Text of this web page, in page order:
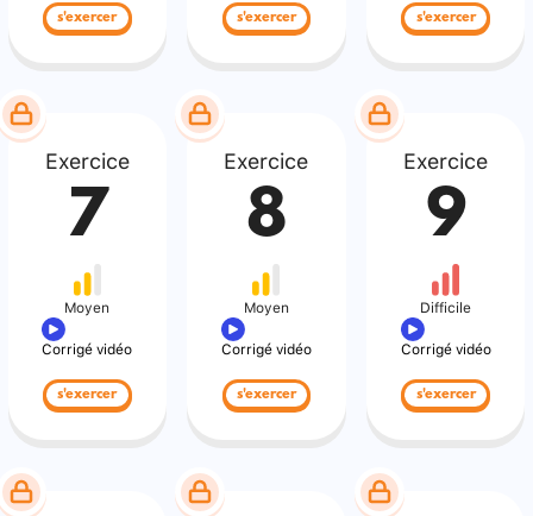
s'exercer s'exercer s'exercer
Exercice
7
Moyen
Corrigé vidéo
s'exercer
Exercice
8
Moyen
Corrigé vidéo
s'exercer
Exercice
9
Difficile
Corrigé vidéo
s'exercer